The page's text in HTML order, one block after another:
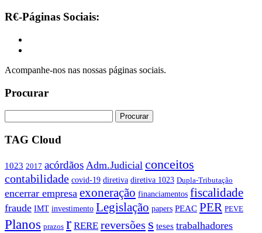
R€-Páginas Sociais:
Acompanhe-nos nas nossas páginas sociais.
Procurar
TAG Cloud
1023 2017 acórdãos Adm.Judicial conceitos
contabilidade covid-19 diretiva diretiva 1023 Dupla-Tributação
encerrar empresa exoneração financiamentos fiscalidade
fraude IMT investimento Legislação papers PEAC PER PEVE
Planos prazos r RERE reversões s teses trabalhadores